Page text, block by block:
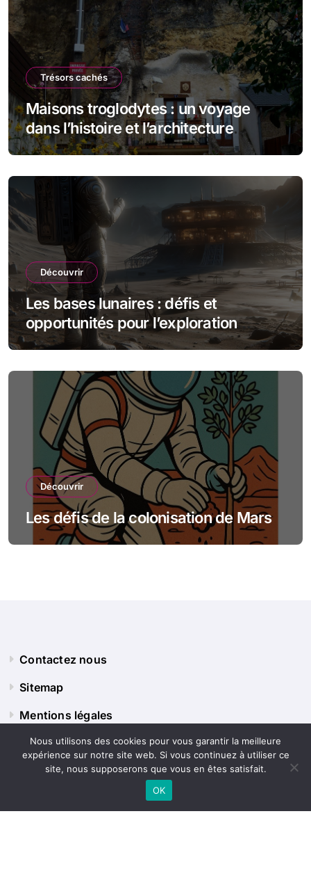
Trésors cachés
Maisons troglodytes : un voyage
dans l’histoire et l’architecture
souterraine
Découvrir
Les bases lunaires : défis et
opportunités pour l’exploration
spatiale
Découvrir
Les défis de la colonisation de Mars
Contactez nous
Sitemap
Mentions légales
Panorama Terre
Explorez le monde sous tous ses angles
Nous utilisons des cookies pour vous garantir la meilleure
expérience sur notre site web. Si vous continuez à utiliser ce
site, nous supposerons que vous en êtes satisfait.
OK